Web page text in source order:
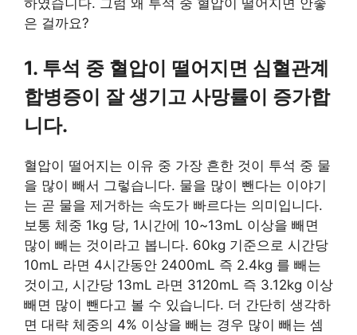
하였습니다. 그럼 왜 투석 중 혈압이 떨어지면 안좋
은 걸까요?
1. 투석 중 혈압이 떨어지면 심혈관계
합병증이 잘 생기고 사망률이 증가합
니다.
혈압이 떨어지는 이유 중 가장 흔한 것이 투석 중 물
을 많이 빼서 그렇습니다. 물을 많이 뺀다는 이야기
는 곧 물을 제거하는 속도가 빠르다는 의미입니다.
보통 체중 1kg 당, 1시간에 10~13mL 이상을 빼면
많이 빼는 것이라고 봅니다. 60kg 기준으로 시간당
10mL 라면 4시간동안 2400mL 즉 2.4kg 를 빼는
것이고, 시간당 13mL 라면 3120mL 즉 3.12kg 이상
빼면 많이 뺀다고 볼 수 있습니다. 더 간단히 생각하
면 대략 체중의 4% 이상을 빼는 경우 많이 빼는 셈